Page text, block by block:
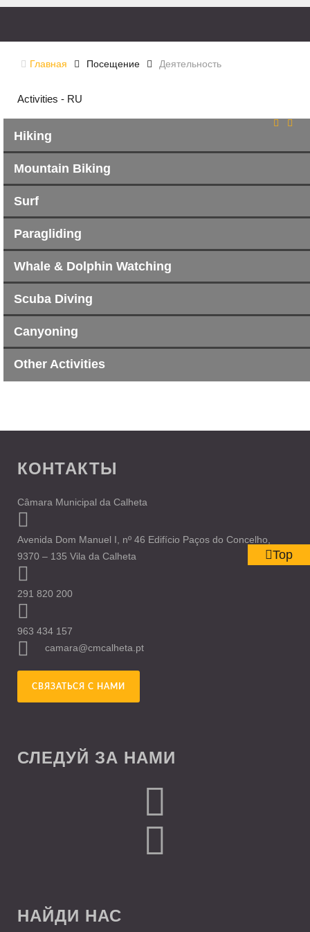
Главная Посещение Деятельность
Activities - RU
Hiking
Mountain Biking
Surf
Paragliding
Whale & Dolphin Watching
Scuba Diving
Canyoning
Other Activities
КОНТАКТЫ
Câmara Municipal da Calheta
Avenida Dom Manuel I, nº 46 Edifício Paços do Concelho,
9370 – 135 Vila da Calheta
291 820 200
963 434 157
camara@cmcalheta.pt
СВЯЗАТЬСЯ С НАМИ
СЛЕДУЙ ЗА НАМИ
НАЙДИ НАС
Top